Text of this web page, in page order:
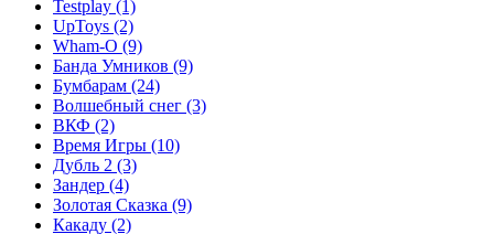
Testplay (1)
UpToys (2)
Wham-O (9)
Банда Умников (9)
Бумбарам (24)
Волшебный снег (3)
ВКФ (2)
Время Игры (10)
Дубль 2 (3)
Зандер (4)
Золотая Сказка (9)
Какаду (2)